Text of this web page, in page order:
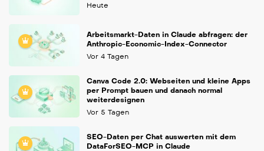
Heute
Arbeitsmarkt-Daten in Claude abfragen: der
Anthropic-Economic-Index-Connector
Vor 4 Tagen
Canva Code 2.0: Webseiten und kleine Apps
per Prompt bauen und danach normal
weiterdesignen
Vor 5 Tagen
SEO-Daten per Chat auswerten mit dem
DataForSEO-MCP in Claude